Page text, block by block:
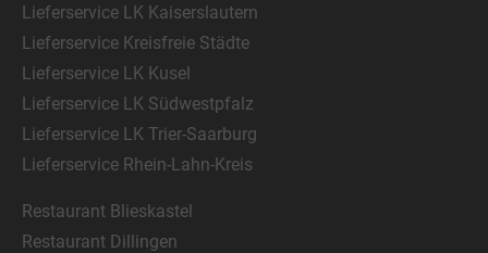
Lieferservice LK Kaiserslautern
Lieferservice Kreisfreie Städte
Lieferservice LK Kusel
Lieferservice LK Südwestpfalz
Lieferservice LK Trier-Saarburg
Lieferservice Rhein-Lahn-Kreis
Restaurant Blieskastel
Restaurant Dillingen